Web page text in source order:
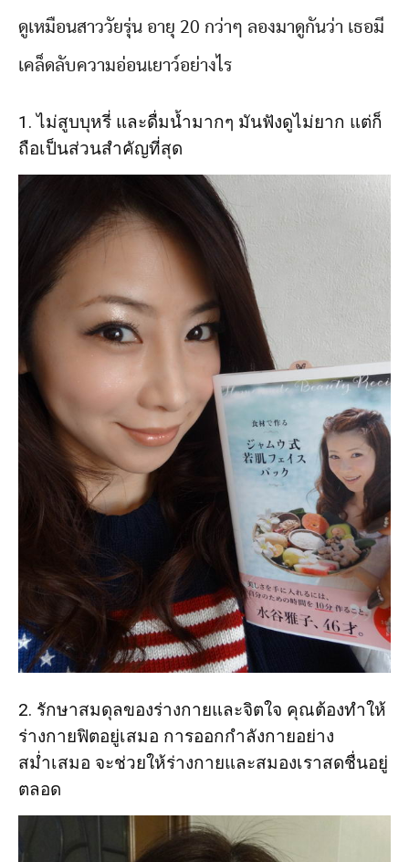
ดูเหมือนสาววัยรุ่น อายุ 20 กว่าๆ ลองมาดูกันว่า เธอมี
เคล็ดลับความอ่อนเยาว์อย่างไร
1. ไม่สูบบุหรี่ และดื่มน้ำมากๆ มันฟังดูไม่ยาก แต่ก็
ถือเป็นส่วนสำคัญที่สุด
2. รักษาสมดุลของร่างกายและจิตใจ คุณต้องทำให้
ร่างกายฟิตอยู่เสมอ การออกกำลังกายอย่าง
สม่ำเสมอ จะช่วยให้ร่างกายและสมองเราสดชื่นอยู่
ตลอด